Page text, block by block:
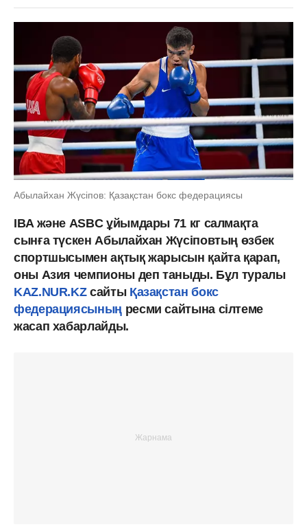
Абылайхан Жүсіпов: Қазақстан бокс федерациясы
IBA және ASBC ұйымдары 71 кг салмақта
сынға түскен Абылайхан Жүсіповтың өзбек
спортшысымен ақтық жарысын қайта қарап,
оны Азия чемпионы деп таныды. Бұл туралы
KAZ.NUR.KZсайты Қазақстан бокс
федерациясының ресми сайтына сілтеме
жасап хабарлайды.